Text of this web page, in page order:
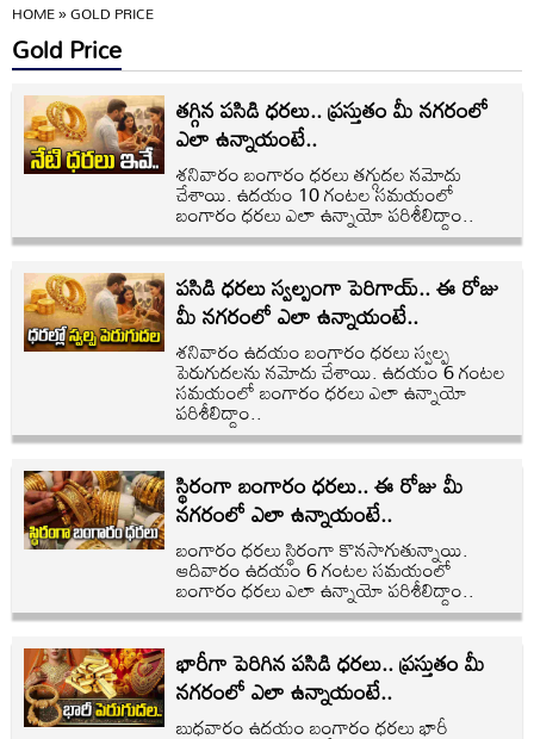
HOME»GOLD PRICE
Gold Price
తగ్గిన పసిడి ధరలు.. ప్రస్తుతం మీ నగరంలో
ఎలా ఉన్నాయంటే..
శనివారం బంగారం ధరలు తగ్గుదల నమోదు
చేశాయి. ఉదయం 10 గంటల సమయంలో
బంగారం ధరలు ఎలా ఉన్నాయో పరిశీలిద్దాం..
పసిడి ధరలు స్వల్పంగా పెరిగాయ్.. ఈ రోజు
మీ నగరంలో ఎలా ఉన్నాయంటే..
శనివారం ఉదయం బంగారం ధరలు స్వల్ప
పెరుగుదలను నమోదు చేశాయి. ఉదయం 6 గంటల
సమయంలో బంగారం ధరలు ఎలా ఉన్నాయో
పరిశీలిద్దాం..
స్థిరంగా బంగారం ధరలు.. ఈ రోజు మీ
నగరంలో ఎలా ఉన్నాయంటే..
బంగారం ధరలు స్థిరంగా కొనసాగుతున్నాయి.
ఆదివారం ఉదయం 6 గంటల సమయంలో
బంగారం ధరలు ఎలా ఉన్నాయో పరిశీలిద్దాం..
భారీగా పెరిగిన పసిడి ధరలు.. ప్రస్తుతం మీ
నగరంలో ఎలా ఉన్నాయంటే..
బుధవారం ఉదయం బంగారం ధరలు భారీ